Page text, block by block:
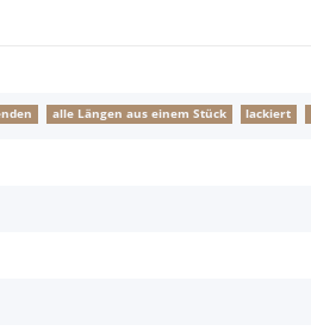
alle Längen aus einem Stück lackiert